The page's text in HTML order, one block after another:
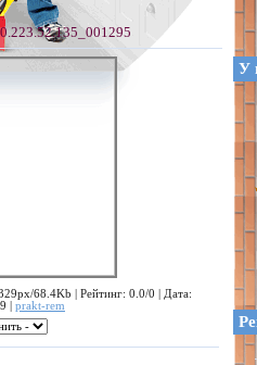
68.4Kb | Рейтинг: 0.0/0 | Дата:
| prakt-rem
У